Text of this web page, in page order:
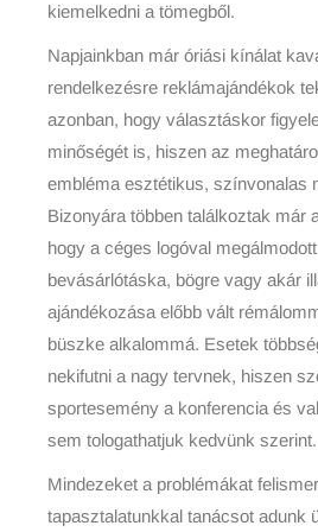
kiemelkedni a tömegből.
Napjainkban már óriási kínálat
rendelkezésre reklámajándékok
azonban, hogy választáskor
minőségét is, hiszen az
embléma esztétikus, színvonalas
Bizonyára többen találkoztak már
hogy a céges logóval
bevásárlótáska, bögre vagy akár
ajándékozása előbb vált
büszke alkalommá. Esetek
nekifutni a nagy tervnek, hiszen
sportesemény a konferencia és
sem tologathatjuk kedvünk szerint.
Mindezeket a problémákat
tapasztalatunkkal tanácsot adunk